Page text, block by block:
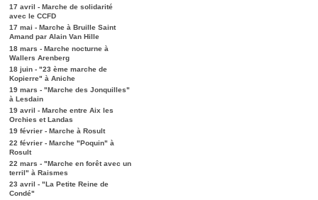
17 avril - Marche de solidarité
avec le CCFD
17 mai - Marche à Bruille Saint
Amand par Alain Van Hille
18 mars - Marche nocturne à
Wallers Arenberg
18 juin - "23 ème marche de
Kopierre" à Aniche
19 mars - "Marche des Jonquilles"
à Lesdain
19 avril - Marche entre Aix les
Orchies et Landas
19 février - Marche à Rosult
22 février - Marche "Poquin" à
Rosult
22 mars - "Marche en forêt avec un
terril" à Raismes
23 avril - "La Petite Reine de
Condé"